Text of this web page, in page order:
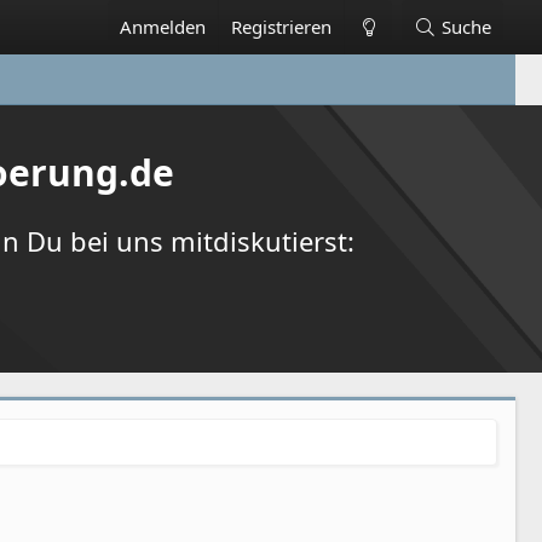
Anmelden Registrieren Suche
Du bei uns mitdiskutierst: